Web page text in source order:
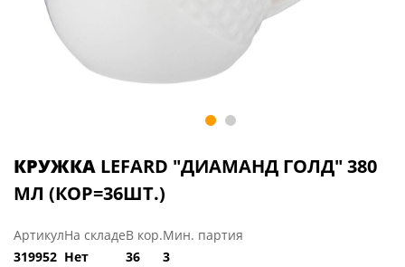
КРУЖКА LEFARD "ДИАМАНД ГОЛД" 380
МЛ (КОР=36ШТ.)
Артикул
319952
На складе
Нет
В кор.
36
Мин. партия
3